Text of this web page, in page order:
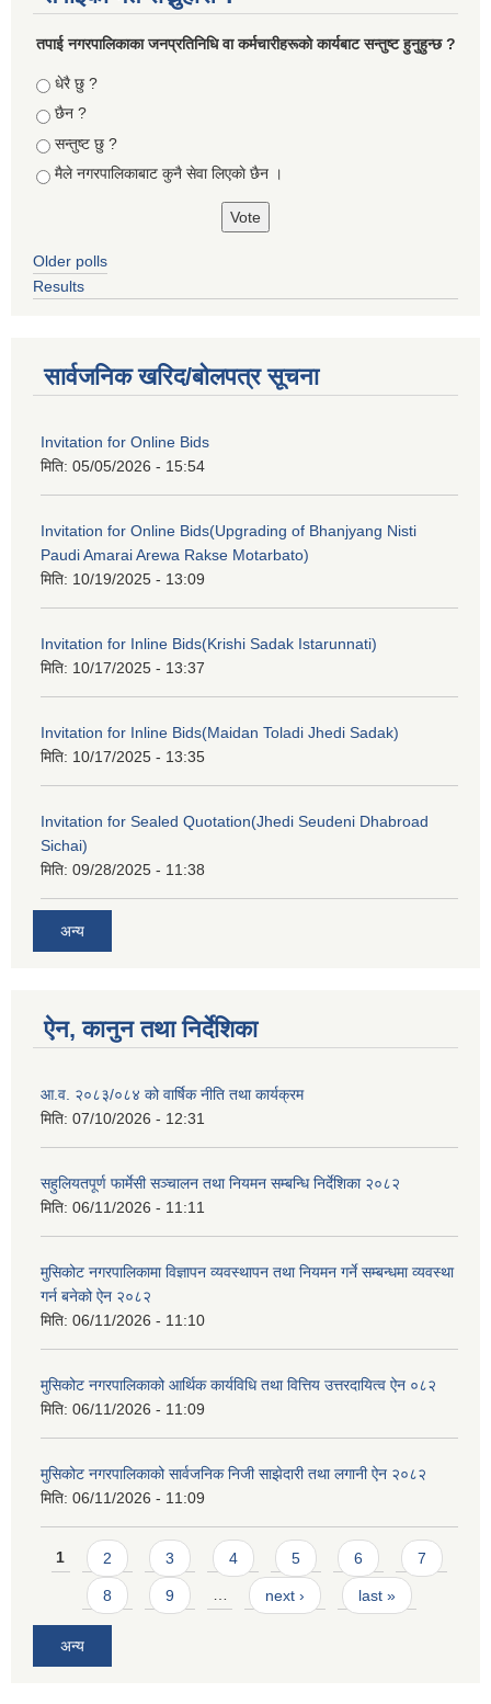
तपा‌ई नगरपालिकाका जनप्रतिनिधि वा कर्मचारीहरूकाे कार्यबाट सन्तुष्ट हुनुहुन्छ ?
Choices
धेरै छु ?
छैन ?
सन्तुष्ट छु ?
मैले नगरपालिकाबाट कुनै सेवा लिएकाे छैन ।
Older polls
Results
सार्वजनिक खरिद/बोलपत्र सूचना
Invitation for Online Bids
मिति: 05/05/2026 - 15:54
Invitation for Online Bids(Upgrading of Bhanjyang Nisti
Paudi Amarai Arewa Rakse Motarbato)
मिति: 10/19/2025 - 13:09
Invitation for Inline Bids(Krishi Sadak Istarunnati)
मिति: 10/17/2025 - 13:37
Invitation for Inline Bids(Maidan Toladi Jhedi Sadak)
मिति: 10/17/2025 - 13:35
Invitation for Sealed Quotation(Jhedi Seudeni Dhabroad
Sichai)
मिति: 09/28/2025 - 11:38
अन्य
ऐन, कानुन तथा निर्देशिका
आ.व. २०८३/०८४ को वार्षिक नीति तथा कार्यक्रम
मिति: 07/10/2026 - 12:31
सहुलियतपूर्ण फार्मेसी सञ्चालन तथा नियमन सम्बन्धि निर्देशिका २०८२
मिति: 06/11/2026 - 11:11
मुसिकोट नगरपालिकामा विज्ञापन व्यवस्थापन तथा नियमन गर्ने सम्बन्धमा व्यवस्था
गर्न बनेको ऐन २०८२
मिति: 06/11/2026 - 11:10
मुसिकोट नगरपालिकाको आर्थिक कार्यविधि तथा वित्तिय उत्तरदायित्व ऐन ०८२
मिति: 06/11/2026 - 11:09
मुसिकोट नगरपालिकाको सार्वजनिक निजी साझेदारी तथा लगानी ऐन २०८२
मिति: 06/11/2026 - 11:09
Pages
1 2 3 4 5 6 7
8 9 … next › last »
अन्य